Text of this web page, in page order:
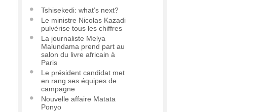
Tshisekedi: what’s next?
Le ministre Nicolas Kazadi
pulvérise tous les chiffres
La journaliste Melya
Malundama prend part au
salon du livre africain à
Paris
Le président candidat met
en rang ses équipes de
campagne
Nouvelle affaire Matata
Ponyo